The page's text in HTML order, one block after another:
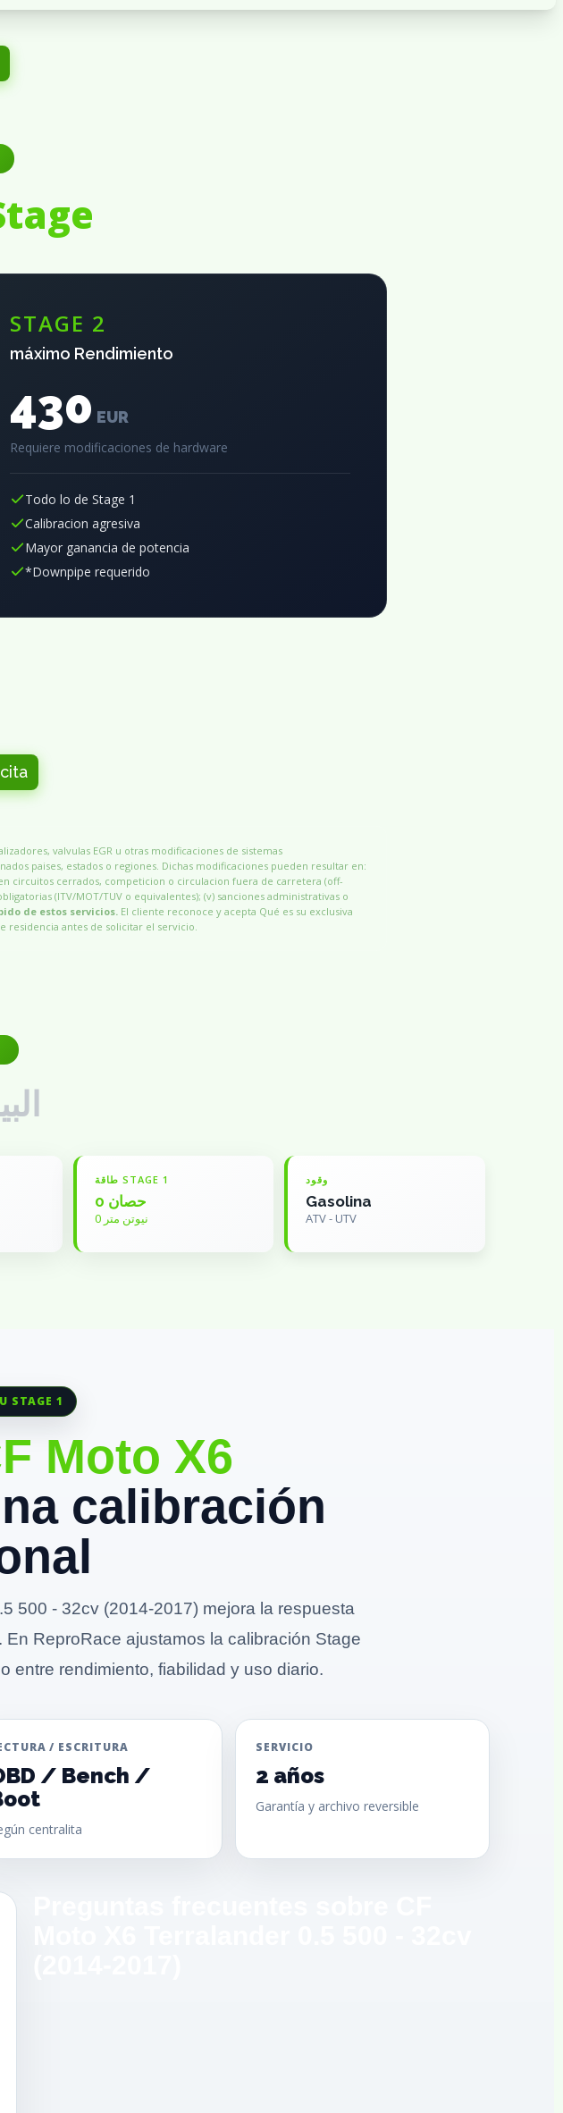
STAGE 2
máximo Rendimiento
430 EUR
Requiere modificaciones de hardware
Todo lo de Stage 1
Calibracion agresiva
Mayor ganancia de potencia
*Downpipe requerido
valvulas EGR u otras modificaciones de sistemas
paises, estados o regiones. Dichas modificaciones pueden resultar en:
circuitos cerrados, competicion o circulacion fuera de carretera (off-
(ITV/MOT/TUV o equivalentes); (v) sanciones administrativas o
de estos servicios.El cliente reconoce y acepta Qué es su exclusiva
residencia antes de solicitar el servicio.
طاقة STAGE 1
0 حصان
0 نيوتن متر
وقود
Gasolina
ATV - UTV
STAGE 1
Moto X6
calibración
500 - 32cv (2014-2017) mejora la respuesta
ReproRace ajustamos la calibración Stage
entre rendimiento, fiabilidad y uso diario.
/ ESCRITURA
/ Bench /
centralita
SERVICIO
2 años
Garantía y archivo reversible